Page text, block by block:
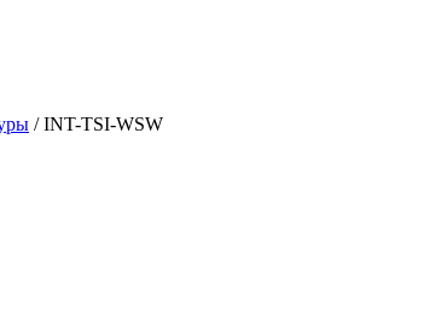
/ INT-TSI-WSW